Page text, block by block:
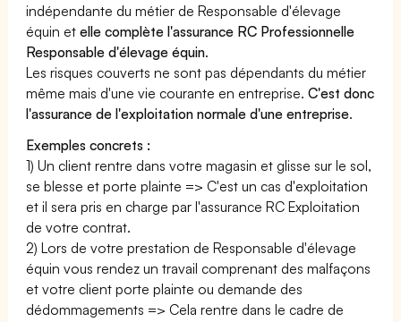
indépendante du métier de Responsable d'élevage
équin etelle complète l'assurance RC Professionnelle
Responsable d'élevage équin.
Les risques couverts ne sont pas dépendants du métier
même mais d'une vie courante en entreprise.C'est donc
l'assurance de l'exploitation normale d'une entreprise.
Exemples concrets :
1) Un client rentre dans votre magasin et glisse sur le sol,
se blesse et porte plainte => C'est un cas d'exploitation
et il sera pris en charge par l'assurance RC Exploitation
de votre contrat.
2) Lors de votre prestation de Responsable d'élevage
équin vous rendez un travail comprenant des malfaçons
et votre client porte plainte ou demande des
dédommagements => Cela rentre dans le cadre de